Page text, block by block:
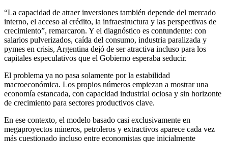
“La capacidad de atraer inversiones también depende del mercado
interno, el acceso al crédito, la infraestructura y las perspectivas de
crecimiento”, remarcaron. Y el diagnóstico es contundente: con
salarios pulverizados, caída del consumo, industria paralizada y
pymes en crisis, Argentina dejó de ser atractiva incluso para los
capitales especulativos que el Gobierno esperaba seducir.
El problema ya no pasa solamente por la estabilidad
macroeconómica. Los propios números empiezan a mostrar una
economía estancada, con capacidad industrial ociosa y sin horizonte
de crecimiento para sectores productivos clave.
En ese contexto, el modelo basado casi exclusivamente en
megaproyectos mineros, petroleros y extractivos aparece cada vez
más cuestionado incluso entre economistas que inicialmente